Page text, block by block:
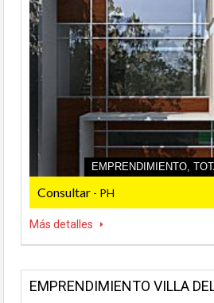
EMPRENDIMIENTO,
Consultar - PH
Más detalles
EMPRENDIMIENTO VILLA